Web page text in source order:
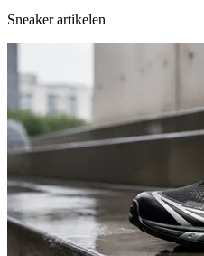
Sneaker artikelen